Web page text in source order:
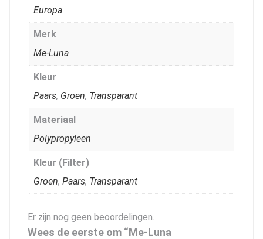
Europa
Merk
Me-Luna
Kleur
Paars, Groen, Transparant
Materiaal
Polypropyleen
Kleur (Filter)
Groen, Paars, Transparant
Er zijn nog geen beoordelingen.
Wees de eerste om “Me-Luna